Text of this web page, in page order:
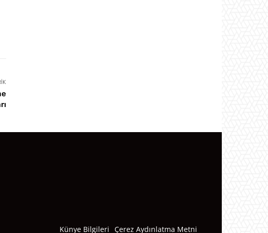
Künye Bilgileri Çerez Aydınlatma Metni